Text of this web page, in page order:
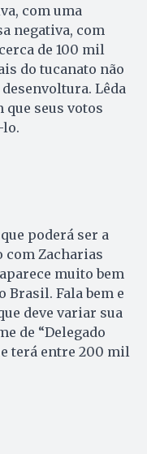
com uma
negativa, com
de 100 mil
do tucanato não
Lêda
que seus votos
lo.
poderá ser a
com Zacharias
muito bem
Brasil. Fala bem e
deve variar sua
de “Delegado
terá entre 200 mil